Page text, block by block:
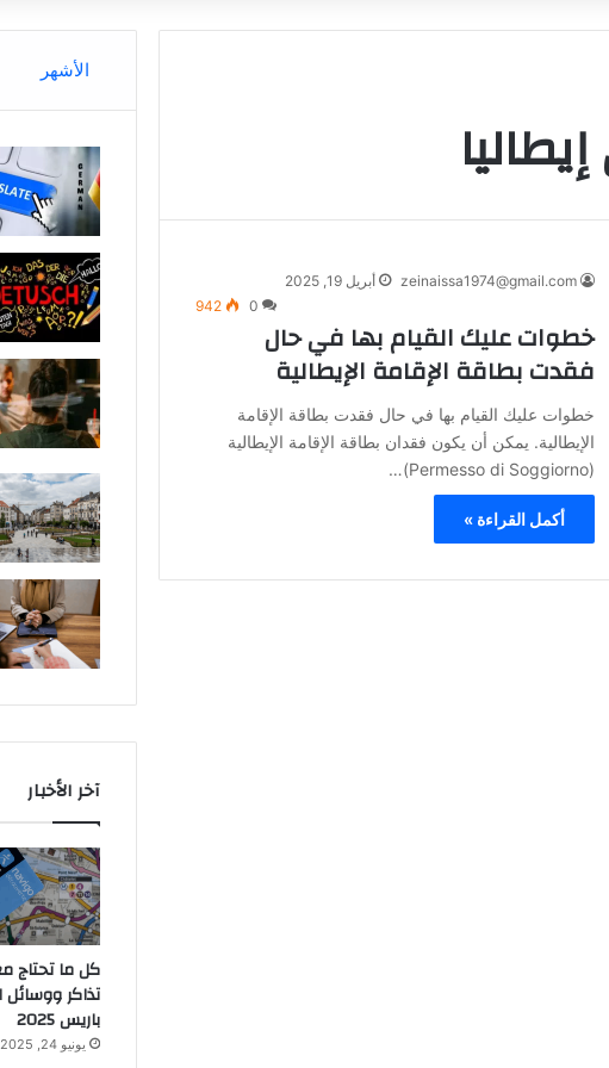
zeinaissa1974@gmail.com
أبريل 19, 2025
0
942
خطوات عليك القيام بها في حال
فقدت بطاقة الإقامة الإيطالية
خطوات عليك القيام بها في حال فقدت بطاقة الإقامة
الإيطالية. يمكن أن يكون فقدان بطاقة الإقامة الإيطالية
(Permesso di Soggiorno)…
أكمل القراءة »
الأشهر
آخر الأخبار
كل ما تحتاج
تذاكر
باريس 2025
يونيو 24, 2025